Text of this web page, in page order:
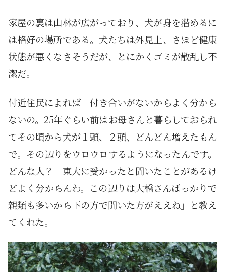
家屋の裏は山林が広がっており、犬が身を潜めるに
は格好の場所である。犬たちは外見上、さほど健康
状態が悪くなさそうだが、とにかくゴミが散乱し不
潔だ。
付近住民によれば「付き合いがないからよく分から
ないの。25年ぐらい前はお母さんと暮らしておられ
てその頃から犬が１頭、２頭、どんどん増えたもん
で。その辺りをウロウロするようになったんです。
どんな人？ 東大に受かったと聞いたことがあるけ
どよく分からんわ。この辺りは大橋さんばっかりで
親類も多いから下の方で聞いた方がええね」と教え
てくれた。